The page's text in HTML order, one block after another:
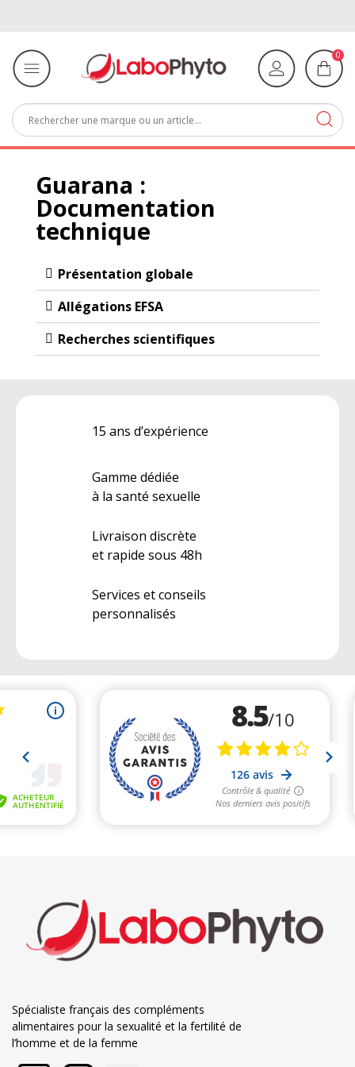
0
Guarana :
Documentation
technique
Présentation globale
Allégations EFSA​
Recherches scientifiques
15 ans d’expérience
Gamme dédiée
à la santé sexuelle
Livraison discrète
et rapide sous 48h
Services et conseils
personnalisés
Spécialiste français des compléments
alimentaires pour la sexualité et la fertilité de
l’homme et de la femme